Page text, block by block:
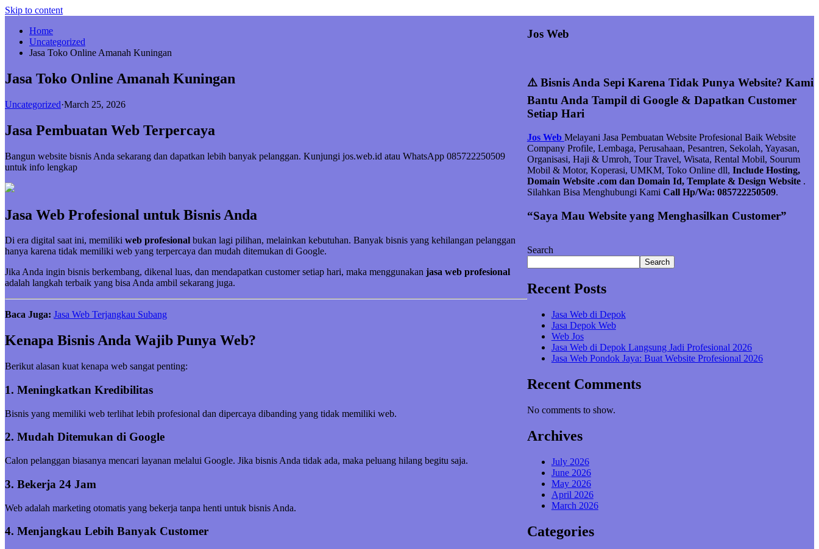
Skip to content
Home
Uncategorized
Jasa Toko Online Amanah Kuningan
Jasa Toko Online Amanah Kuningan
Uncategorized·March 25, 2026
Jasa Pembuatan Web Terpercaya
Bangun website bisnis Anda sekarang dan dapatkan lebih banyak pelanggan. Kunjungi jos.web.id atau WhatsApp 085722250509
untuk info lengkap
Jasa Web Profesional untuk Bisnis Anda
Di era digital saat ini, memiliki web profesional bukan lagi pilihan, melainkan kebutuhan. Banyak bisnis yang kehilangan pelanggan
hanya karena tidak memiliki web yang terpercaya dan mudah ditemukan di Google.
Jika Anda ingin bisnis berkembang, dikenal luas, dan mendapatkan customer setiap hari, maka menggunakan jasa web profesional
adalah langkah terbaik yang bisa Anda ambil sekarang juga.
Baca Juga: Jasa Web Terjangkau Subang
Kenapa Bisnis Anda Wajib Punya Web?
Berikut alasan kuat kenapa web sangat penting:
1. Meningkatkan Kredibilitas
Bisnis yang memiliki web terlihat lebih profesional dan dipercaya dibanding yang tidak memiliki web.
2. Mudah Ditemukan di Google
Calon pelanggan biasanya mencari layanan melalui Google. Jika bisnis Anda tidak ada, maka peluang hilang begitu saja.
3. Bekerja 24 Jam
Web adalah marketing otomatis yang bekerja tanpa henti untuk bisnis Anda.
4. Menjangkau Lebih Banyak Customer
Jos Web
⚠️ Bisnis Anda Sepi Karena Tidak Punya Website? Kami
Bantu Anda Tampil di Google & Dapatkan Customer
Setiap Hari
Jos Web Melayani Jasa Pembuatan Website Profesional Baik Website
Company Profile, Lembaga, Perusahaan, Pesantren, Sekolah, Yayasan,
Organisasi, Haji & Umroh, Tour Travel, Wisata, Rental Mobil, Sourum
Mobil & Motor, Koperasi, UMKM, Toko Online dll, Include Hosting,
Domain Website .com dan Domain Id, Template & Design Website .
Silahkan Bisa Menghubungi Kami Call Hp/Wa: 085722250509.
“Saya Mau Website yang Menghasilkan Customer”
Search
Search
Recent Posts
Jasa Web di Depok
Jasa Depok Web
Web Jos
Jasa Web di Depok Langsung Jadi Profesional 2026
Jasa Web Pondok Jaya: Buat Website Profesional 2026
Recent Comments
No comments to show.
Archives
July 2026
June 2026
May 2026
April 2026
March 2026
Categories